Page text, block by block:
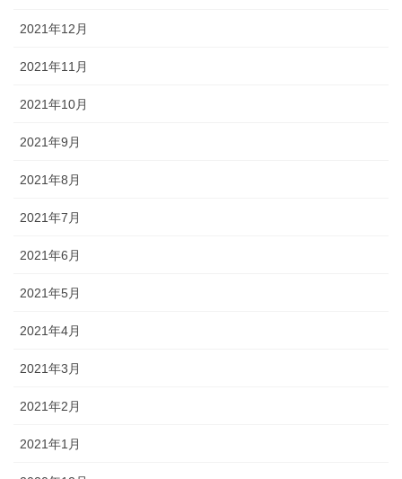
2021年12月
2021年11月
2021年10月
2021年9月
2021年8月
2021年7月
2021年6月
2021年5月
2021年4月
2021年3月
2021年2月
2021年1月